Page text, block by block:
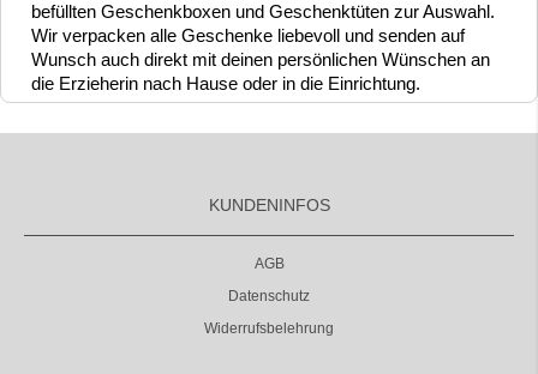
befüllten Geschenkboxen und Geschenktüten zur Auswahl.
Wir verpacken alle Geschenke liebevoll und senden auf
Wunsch auch direkt mit deinen persönlichen Wünschen an
die Erzieherin nach Hause oder in die Einrichtung.
KUNDENINFOS
AGB
Datenschutz
Widerrufsbelehrung